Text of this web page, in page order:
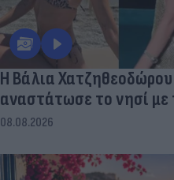
Η Βάλια
αναστάτωσε το νησί με
08.08.2026